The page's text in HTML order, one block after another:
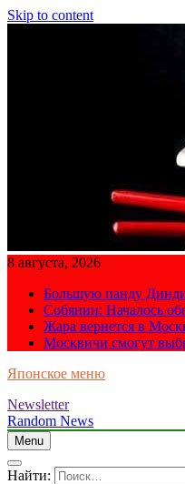
Skip to content
8 августа, 2026
Большую панду
Собянин: Началось
Жара вернется в
Москвичи смогут
Японское меню
Newsletter
Random News
Menu
Найти: